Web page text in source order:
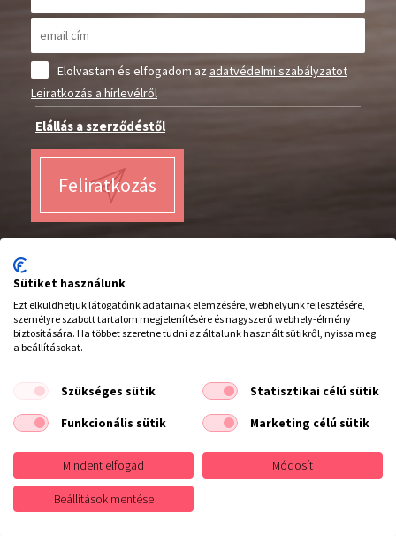
Elolvastam és elfogadom azadatvédelmi szabályzatot
Leiratkozás a hírlevélről
Elállás a szerződéstől
Feliratkozás
Hívjon minket :
20/942 2753
INFORMÁCIÓK
Webáruház használata
Vásárlási fizetési szállítási általános információk
Adatvédelem
Rólunk
Fodrász Márkák
Sütiket használunk
Ezt elküldhetjük látogatóink adatainak elemzésére, webhelyünk fejlesztésére,
személyre szabott tartalom megjelenítésére és nagyszerű webhely-élmény
biztosítására. Ha többet szeretne tudni az általunk használt sütikről, nyissa meg
a beállításokat.
Szükséges sütik
Statisztikai célú sütik
Funkcionális sütik
Marketing célú sütik
Mindent elfogad Módosít
Beállítások mentése